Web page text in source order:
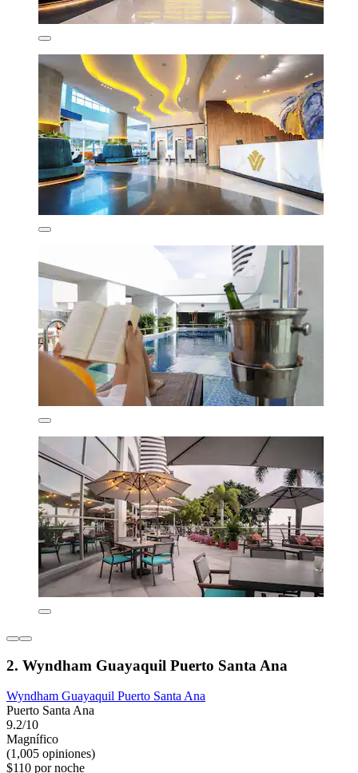
2. Wyndham Guayaquil Puerto Santa Ana
Wyndham Guayaquil Puerto Santa Ana
Puerto Santa Ana
9.2/10
Magnífico
(1,005 opiniones)
$110 por noche